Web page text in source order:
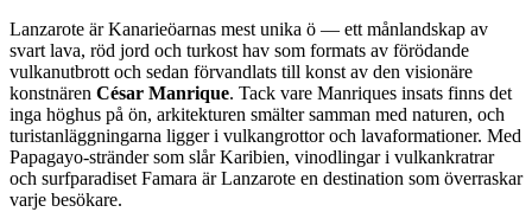
Lanzarote är Kanarieöarnas mest unika ö — ett månlandskap av
svart lava, röd jord och turkost hav som formats av förödande
vulkanutbrott och sedan förvandlats till konst av den visionäre
konstnären César Manrique. Tack vare Manriques insats finns det
inga höghus på ön, arkitekturen smälter samman med naturen, och
turistanläggningarna ligger i vulkangrottor och lavaformationer. Med
Papagayo-stränder som slår Karibien, vinodlingar i vulkankratrar
och surfparadiset Famara är Lanzarote en destination som överraskar
varje besökare.